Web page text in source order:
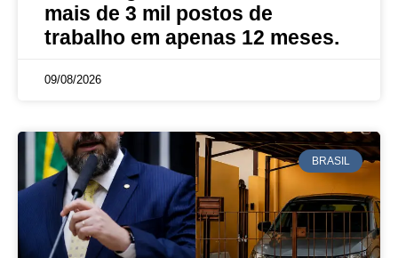
mais de 3 mil postos de
trabalho em apenas 12 meses.
09/08/2026
BRASIL